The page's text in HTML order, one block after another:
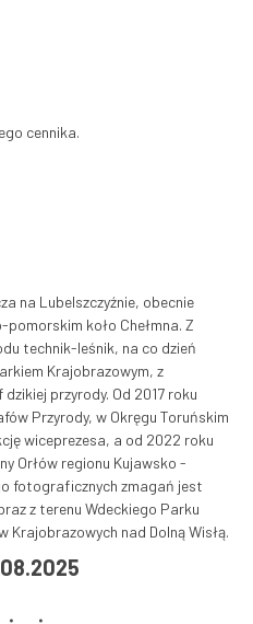
cennika.
na Lubelszczyźnie, obecnie
koło Chełmna. Z
technik-leśnik, na co dzień
Krajobrazowym, z
przyrody. Od 2017 roku
Przyrody, w Okręgu Toruńskim
wiceprezesa, a od 2022 roku
Orłów regionu Kujawsko -
fotograficznych zmagań jest
z terenu Wdeckiego Parku
Krajobrazowych nad Dolną Wisłą.